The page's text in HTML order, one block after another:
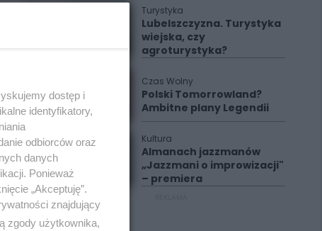
Turystyka
Lubelszczyzna. Turystyka
wiejska, czy
agroturystyka?
Czas Wolny
Polski Tomorrowland?
Ambitne plany Legendii
Kultura
Almanach jazzmanów
„Jazzmani o improwizacji"
– premiera
dostęp i
identyfikatory,
odbiorców oraz
danych
Ponieważ
„Akceptuję”.
znajdujący
zgody użytkownika,